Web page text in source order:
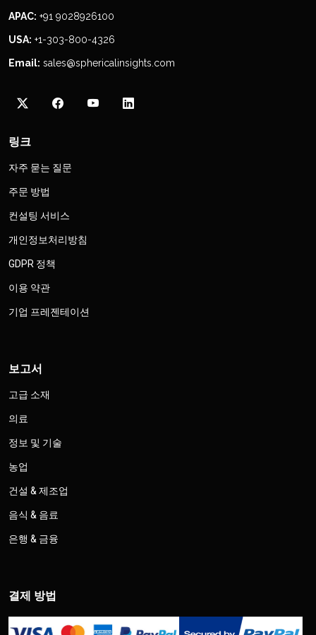
APAC: +91 9028926100
USA: +1-303-800-4326
Email: sales@sphericalinsights.com
링크
자주 묻는 질문
주문 방법
컨설팅 서비스
개인정보처리방침
GDPR 정책
이용 약관
기업 프레젠테이션
보고서
고급 소재
의료
정보 및 기술
농업
건설 & 제조업
음식 & 음료
은행 & 금융
결제 방법